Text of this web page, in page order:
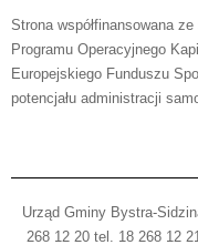
Strona współfinansowana
Programu Operacyjnego
Europejskiego Funduszu
potencjału administracji
Urząd Gminy Bystra-
268 12 20 tel. 18 268 12